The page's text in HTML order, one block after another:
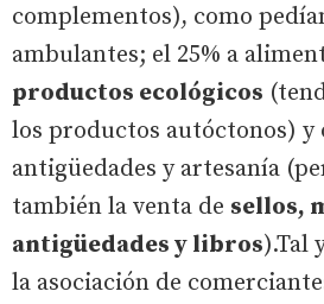
complementos), como
ambulantes; el 25% a
productos ecológicos
los productos autóctonos) y
antigüedades y artesanía
también la venta de sellos,
antigüedades y libros).Tal
la asociación de